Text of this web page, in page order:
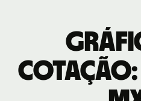
cotação: